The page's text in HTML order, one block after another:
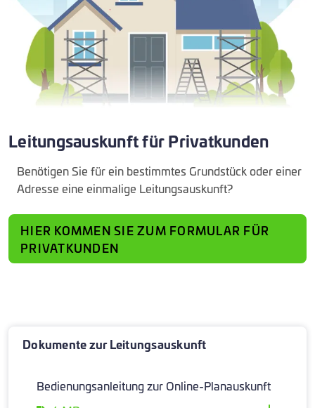
Leitungsauskunft für Privatkunden
Benötigen Sie für ein bestimmtes Grundstück oder einer
Adresse eine einmalige Leitungsauskunft?
HIER KOMMEN SIE ZUM FORMULAR FÜR
PRIVATKUNDEN
Dokumente zur Leitungsauskunft
Bedienungsanleitung zur Online-Planauskunft